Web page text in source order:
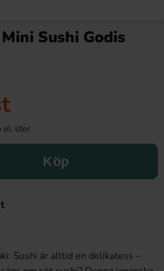
Sushi Godis
el. liter
Köp
Sushi är alltid en delikatess –